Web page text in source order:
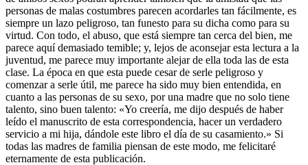
personas de malas costumbres parecen acordarles tan fácilmente, es
siempre un lazo peligroso, tan funesto para su dicha como para su
virtud. Con todo, el abuso, que está siempre tan cerca del bien, me
parece aquí demasiado temible; y, lejos de aconsejar esta lectura a la
juventud, me parece muy importante alejar de ella toda las de esta
clase. La época en que esta puede cesar de serle peligroso y
comenzar a serle útil, me parece ha sido muy bien entendida, en
cuanto a las personas de su sexo, por una madre que no solo tiene
talento, sino buen talento: «Yo creería, me dijo después de haber
leído el manuscrito de esta correspondencia, hacer un verdadero
servicio a mi hija, dándole este libro el día de su casamiento.» Si
todas las madres de familia piensan de este modo, me felicitaré
eternamente de esta publicación.